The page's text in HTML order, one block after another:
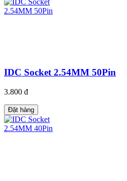
IDC Socket 2.54MM 50Pin
3.800 đ
Đặt hàng